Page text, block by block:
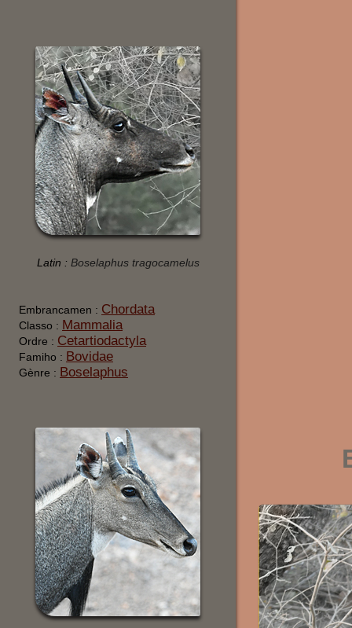
Latin : Boselaphus tragocamelus
Embrancamen : Chordata
Classo : Mammalia
Ordre : Cetartiodactyla
Famiho : Bovidae
Gènre : Boselaphus